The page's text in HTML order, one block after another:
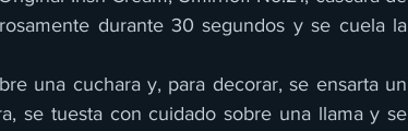
durante 30 segundos y se cuela la
una cuchara y, para decorar, se ensarta un
se tuesta con cuidado sobre una llama y se